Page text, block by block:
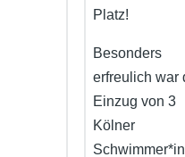
Platz!
Besonders
erfreulich war
Einzug von 3
Kölner